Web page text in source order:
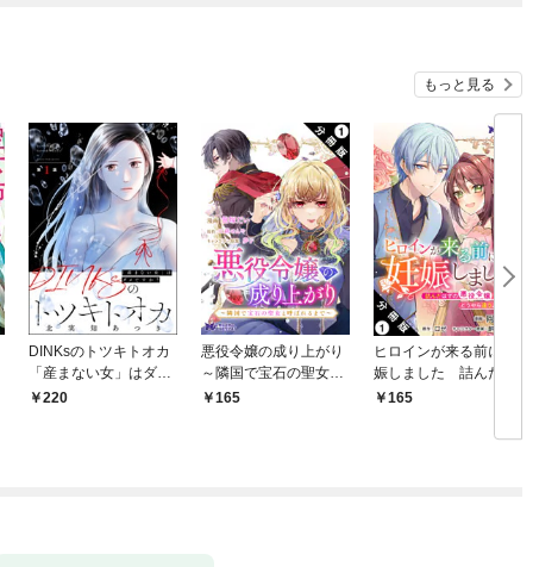
もっと見る
DINKsのトツキトオカ
「産まない女」はダメ
ですか？（分冊版）
220
悪役令嬢の成り上がり
～隣国で宝石の聖女と
呼ばれるまで～（コミ
165
ヒロインが来る前に妊
娠しました 詰んだは
ずの悪役令嬢ですが、
（コミック） 分冊版 1
165